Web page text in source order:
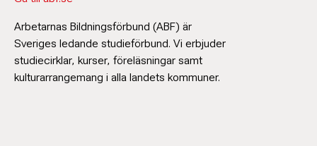
Arbetarnas Bildningsförbund (ABF) är
Sveriges ledande studieförbund. Vi erbjuder
studiecirklar, kurser, föreläsningar samt
kulturarrangemang i alla landets kommuner.